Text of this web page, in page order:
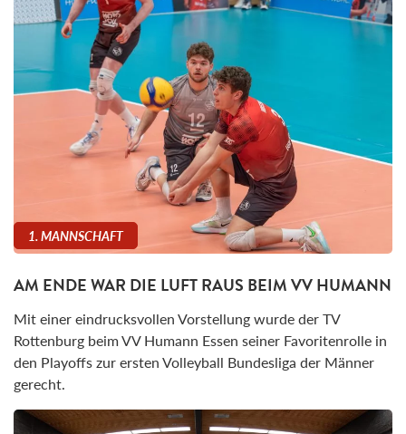
1. MANNSCHAFT
AM ENDE WAR DIE LUFT RAUS BEIM VV HUMANN
Mit einer eindrucksvollen Vorstellung wurde der TV
Rottenburg beim VV Humann Essen seiner Favoritenrolle in
den Playoffs zur ersten Volleyball Bundesliga der Männer
gerecht.